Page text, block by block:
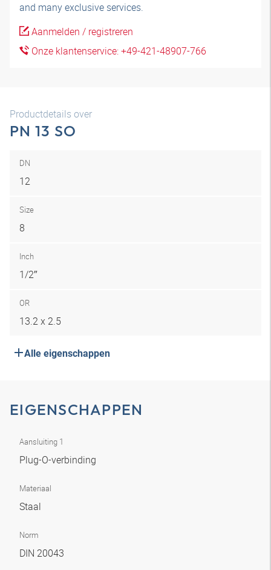
and many exclusive services.
Aanmelden / registreren
Onze klantenservice: +49-421-48907-766
Productdetails over
PN 13 SO
DN
12
Size
8
Inch
1/2″
OR
13.2 x 2.5
Alle eigenschappen
EIGENSCHAPPEN
Aansluiting 1
Plug-O-verbinding
Materiaal
Staal
Norm
DIN 20043